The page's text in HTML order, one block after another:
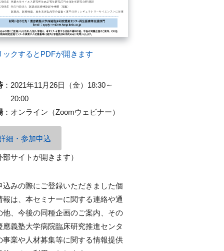
ックするとPDFが開きます
： 2021年11月26日（金）18:30～
20:00
： オンライン（Zoomウェビナー）
細・参加申込
部サイトが開きます）
込みの際にご登録いただきました個
報は、本セミナーに関する連絡や通
他、今後の同種企画のご案内、その
應義塾大学病院臨床研究推進センタ
事業や人材募集等に関する情報提供